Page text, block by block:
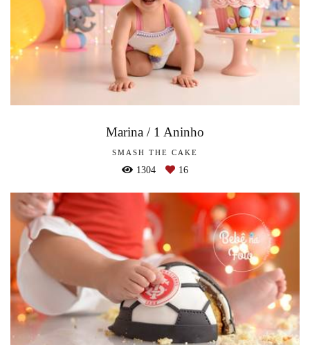
Marina / 1 Aninho
SMASH THE CAKE
1304 16